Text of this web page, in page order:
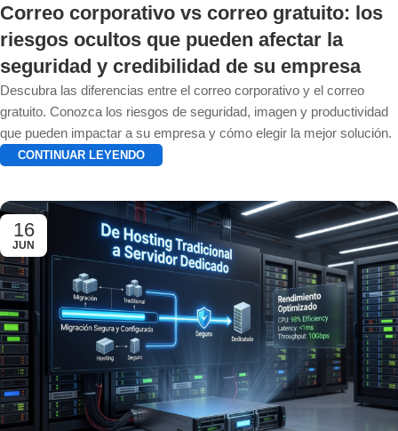
Correo corporativo vs correo gratuito: los
riesgos ocultos que pueden afectar la
seguridad y credibilidad de su empresa
Descubra las diferencias entre el correo corporativo y el correo
gratuito. Conozca los riesgos de seguridad, imagen y productividad
que pueden impactar a su empresa y cómo elegir la mejor solución.
CONTINUAR LEYENDO
16
JUN